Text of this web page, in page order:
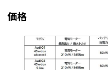
価格